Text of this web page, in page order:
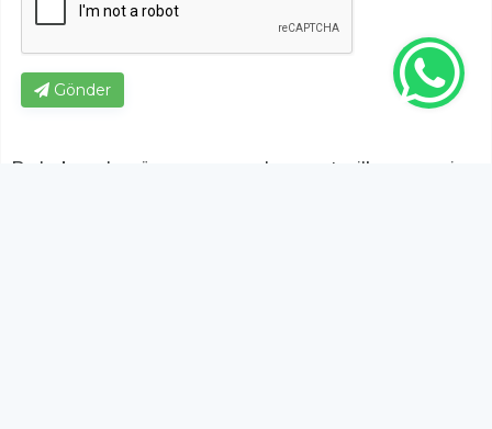
Gönder
Bu habere henüz yorum yapılmamıştır, ilk yapan siz